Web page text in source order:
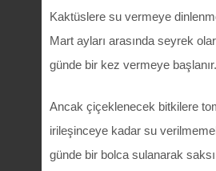
Kaktüslere su vermeye
Mart ayları arasında seyrek
günde bir kez vermeye başlanır.
Ancak çiçeklenecek bitkilere
irileşinceye kadar su
günde bir bolca sulanarak